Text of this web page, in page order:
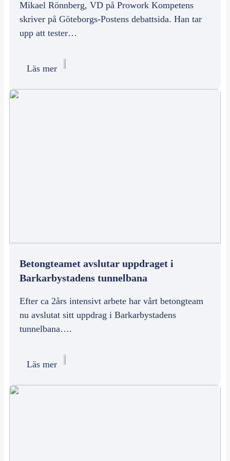
Mikael Rönnberg, VD på Prowork Kompetens
skriver på Göteborgs-Postens debattsida. Han tar
upp att tester…
Läs mer
Betongteamet avslutar uppdraget i
Barkarbystadens tunnelbana
Efter ca 2års intensivt arbete har vårt betongteam
nu avslutat sitt uppdrag i Barkarbystadens
tunnelbana….
Läs mer